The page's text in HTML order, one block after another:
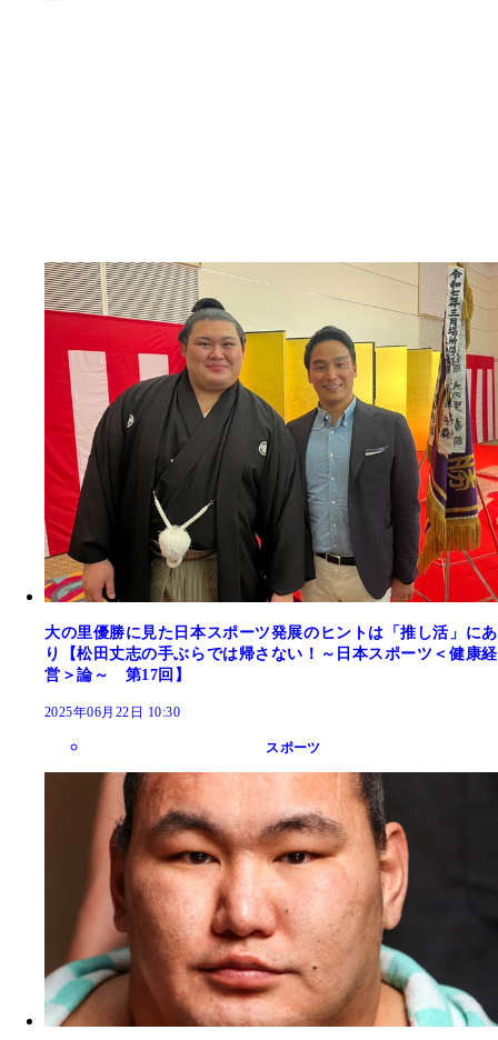
大の里優勝に見た日本スポーツ発展のヒントは「推し活」にあ
り【松田丈志の手ぶらでは帰さない！～日本スポーツ＜健康経
営＞論～ 第17回】
2025年06月22日 10:30
スポーツ